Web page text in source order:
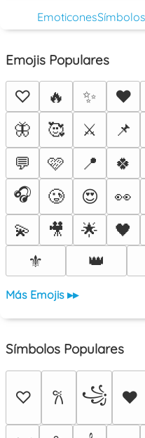
EmoticonesSímbolos
Emojis Populares
♡ 🔥 ✨ ❤️
🦋
🥰 ⚔️ 📌
💬
🩷 📍 🍀
🎧
🥲 😍 👀
💫
🎥 🌟 🖤
⚜️
👑
Más Emojis ▸▸
Símbolos Populares
♡ 𐙚 ꧁ ♥